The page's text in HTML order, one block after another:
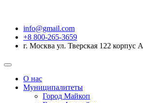
info@gmail.com
+8 800-265-3659
г. Москва ул. Тверская 122 корпус А
О нас
Муниципалитеты
Город Майкоп